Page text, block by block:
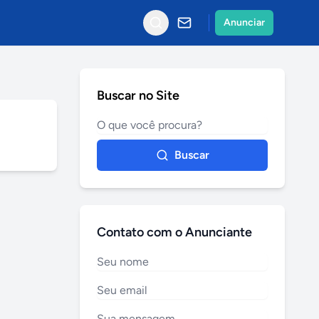
Anunciar
Buscar no Site
Buscar
Contato com o Anunciante